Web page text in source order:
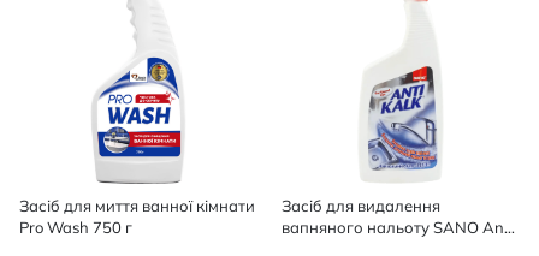
Засіб для миття ванної кімнати
Pro Wash 750 г
Засіб для видалення
вапняного нальоту SANO Anti